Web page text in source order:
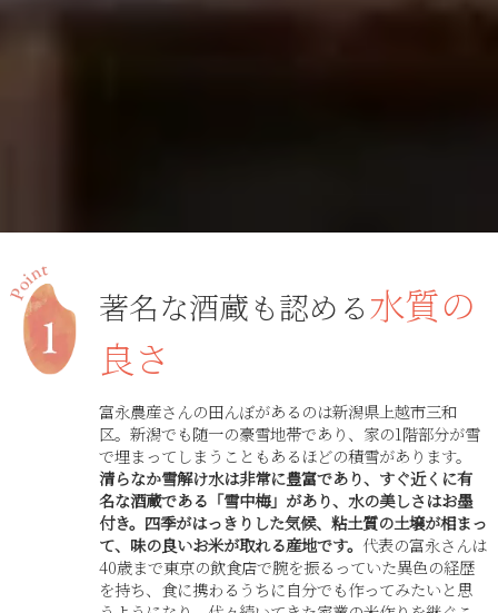
著名な酒蔵も認める水質の
良さ
富永農産さんの田んぼがあるのは新潟県上越市三和
区。新潟でも随一の豪雪地帯であり、家の1階部分が雪
で埋まってしまうこともあるほどの積雪があります。
清らなか雪解け水は非常に豊富であり、すぐ近くに有
名な酒蔵である「雪中梅」があり、水の美しさはお墨
付き。四季がはっきりした気候、粘土質の土壌が相まっ
て、味の良いお米が取れる産地です。 代表の富永さんは
40歳まで東京の飲食店で腕を振るっていた異色の経歴
を持ち、食に携わるうちに自分でも作ってみたいと思